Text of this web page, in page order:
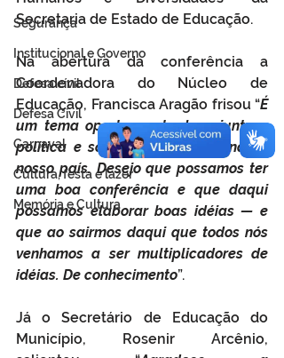
Segurança
Institucional e Governo
Defesa cívil
Defesa Civil
Carnaval
Cultura, festa e lazer
Memória e Cultura
Secretaria de Estado de Educação.
Na abertura da conferência a
Coordenadora do Núcleo de
Educação, Francisca Aragão frisou “É
um tema oportuno atual conjuntura
política e social que está vivendo o
nosso país. Desejo que possamos ter
uma boa conferência e que daqui
possamos elaborar boas idéias — e
que ao sairmos daqui que todos nós
venhamos a ser multiplicadores de
idéias. De conhecimento”.
Já o Secretário de Educação do
Município, Rosenir Arcênio,